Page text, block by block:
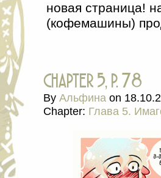
новая страница!
(кофемашины)
chapter 5, p. 78
By Альфина on
Chapter: Глава 5.